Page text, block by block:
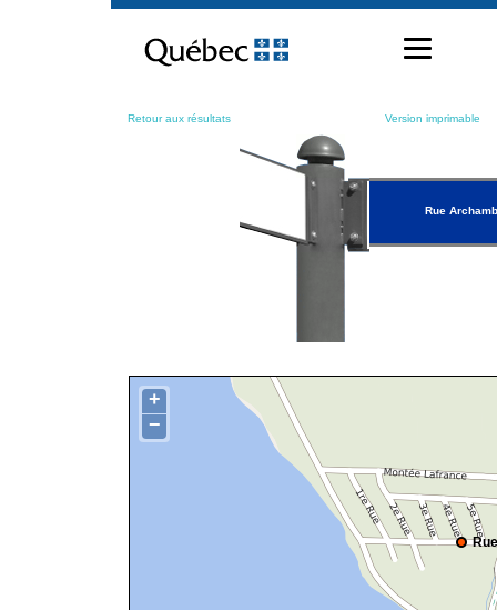
contenu
Retour aux résultats Version imprimable
Rue
+
−